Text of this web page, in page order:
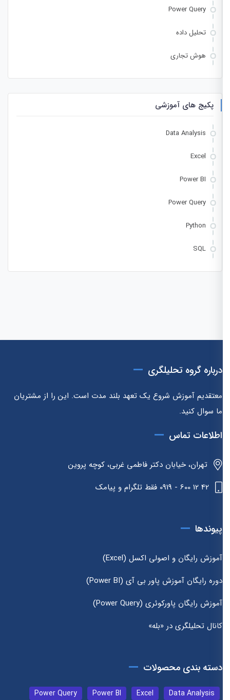
Power Query
تحلیل داده
هوش تجاری
پکیج های آموزشی
Data Analysis
Excel
Power BI
Power Query
Python
SQL
درباره گروه تحلیلگری
معتقدیم آموزش شروع یک تعهد بلند مدت است. این را از مشتریان
ما سوال کنید.
اطلاعات تماس
تهران، خیابان دکتر فاطمی غربی، کوچه پروین
پیوندها
آموزش رایگان و اصولی اکسل (Excel)
دوره رایگان آموزش پاور بی آی (Power BI)
آموزش رایگان پاورکوئری (Power Query)
کانال تحلیلگری در «بله»
دسته بندی محصولات
Data Analysis
Excel
Power BI
Power Query